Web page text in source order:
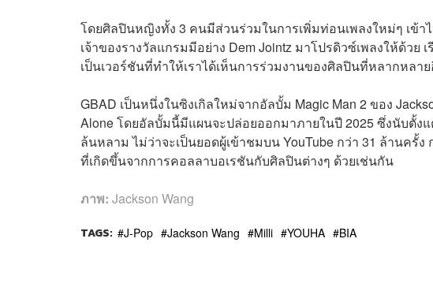
โดยศิลปินหญิงทั้ง 3 คนมีส่วนร่วมในการเพิ่มท่อนเพลงใหม่ๆ เข้า
เจ้าของรางวัลแกรมมีอย่าง Dem Jointz มาโปรดิวซ์เพลงให้ด้วย
เป็นเวอร์ชันที่ทำให้เราได้เห็นการร่วมงานของศิลปินที่หลากหลา
GBAD เป็นหนึ่งในซิงเกิลใหม่จากอัลบั้ม Magic Man 2 ของ
Alone โดยอัลบั้มนี้มีแผนจะปล่อยออกมาภายในปี 2025 ซึ่งนับตั้ง
ล้นหลาม ไม่ว่าจะเป็นยอดผู้เข้าชมบน YouTube กว่า 31 ล้านครั้
ที่เกิดขึ้นจากการคอลลาบอเรชันกับศิลปินต่างๆ ด้วยเช่นกัน
ภาพ: Jackson Wang
TAGS: J-Pop Jackson Wang Milli YOUHA BIA